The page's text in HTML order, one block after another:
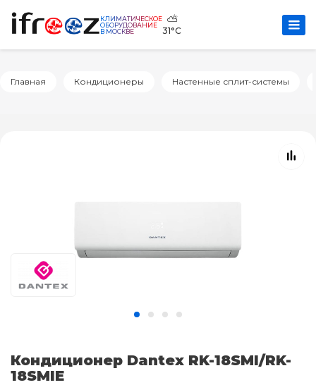
КЛИМАТИЧЕСКОЕ
ОБОРУДОВАНИЕ
В МОСКВЕ
⛅
31°C
Главная Кондиционеры Настенные сплит-системы
Кондиционер Dantex RK-18SMI/RK-
18SMIE